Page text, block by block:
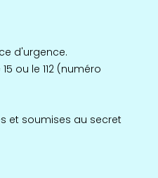
d'urgence.
ou le 112 (numéro
et soumises au secret